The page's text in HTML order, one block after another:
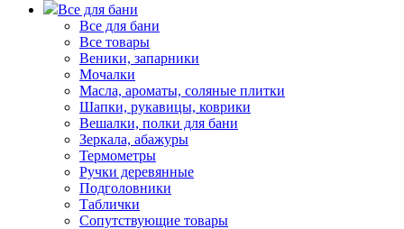
Все для бани
Все для бани
Все товары
Веники, запарники
Мочалки
Масла, ароматы, соляные плитки
Шапки, рукавицы, коврики
Вешалки, полки для бани
Зеркала, абажуры
Термометры
Ручки деревянные
Подголовники
Таблички
Сопутствующие товары